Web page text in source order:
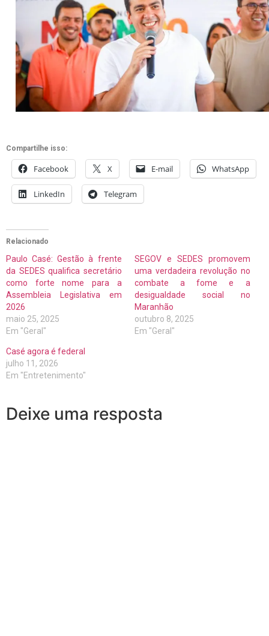
Compartilhe isso:
Facebook X E-mail WhatsApp
LinkedIn Telegram
Relacionado
Paulo Casé: Gestão à frente
da SEDES qualifica secretário
como forte nome para a
Assembleia Legislativa em
2026
maio 25, 2025
Em "Geral"
SEGOV e SEDES promovem
uma verdadeira revolução no
combate a fome e a
desigualdade social no
Maranhão
outubro 8, 2025
Em "Geral"
Casé agora é federal
julho 11, 2026
Em "Entretenimento"
Deixe uma resposta